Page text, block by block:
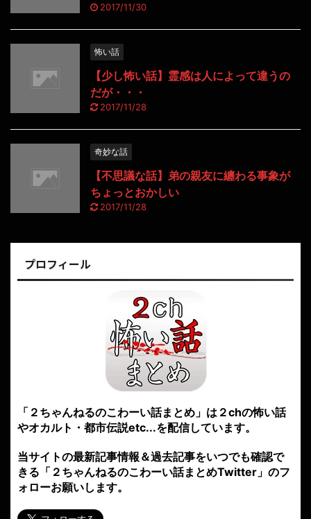
2017/11/30
怖い話
【少し怖い話】霊感は人によって違うの
だが・・・
2017/11/28
奇妙な話
【不思議な話】弟の親友に纏わる事象が
ちょっとおかしい
2017/11/28
プロフィール
「２ちゃんねるのこわーい話まとめ」は２chの怖い話
やオカルト・都市伝説etc...を配信しています。
当サイトの最新記事情報＆過去記事をいつでも確認で
きる「２ちゃんねるのこわーい話まとめTwitter」のフ
ォローお願いします。